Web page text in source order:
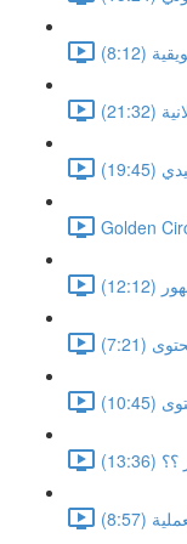
(8:12)
Golden
(7:21)
(8:57)